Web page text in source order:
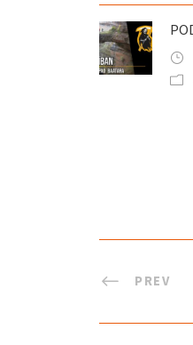
PREV